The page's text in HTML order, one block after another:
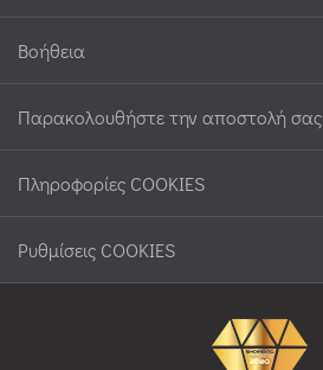
Βοήθεια
Παρακολουθήστε την αποστολή σας
Πληροφορίες COOKIES
Ρυθμίσεις COOKIES